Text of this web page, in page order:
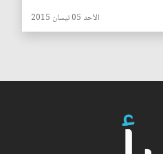
الأحد 05 نيسان 2015